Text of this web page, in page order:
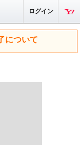
ログイン
について